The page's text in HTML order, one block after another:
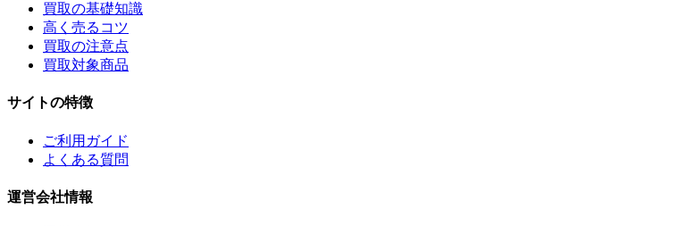
買取の基礎知識
高く売るコツ
買取の注意点
買取対象商品
サイトの特徴
ご利用ガイド
よくある質問
運営会社情報